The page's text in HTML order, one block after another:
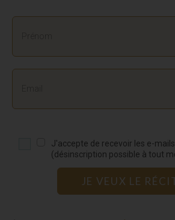
J'accepte de recevoir les e-
(désinscription possible à tout
JE VEUX LE